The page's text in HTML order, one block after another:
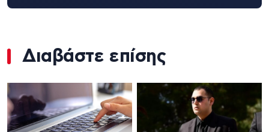
Διαβάστε επίσης